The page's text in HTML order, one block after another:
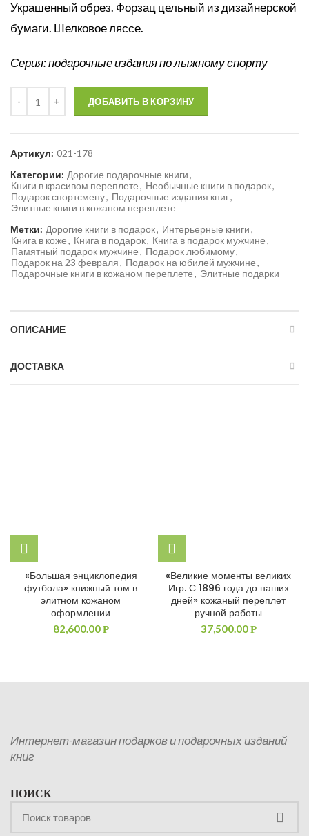
Украшенный обрез. Форзац цельный из дизайнерской
бумаги. Шелковое ляссе.
Серия: подарочные издания по лыжному спорту
ДОБАВИТЬ В КОРЗИНУ
Артикул: 021-178
Категории: Дорогие подарочные книги,
Книги в красивом переплете, Необычные книги в подарок,
Подарок спортсмену, Подарочные издания книг,
Элитные книги в кожаном переплете
Метки: Дорогие книги в подарок, Интерьерные книги,
Книга в коже, Книга в подарок, Книга в подарок мужчине,
Памятный подарок мужчине, Подарок любимому,
Подарок на 23 февраля, Подарок на юбилей мужчине,
Подарочные книги в кожаном переплете, Элитные подарки
ОПИСАНИЕ
ДОСТАВКА
«Большая энциклопедия
футбола» книжный том в
элитном кожаном
оформлении
82,600.00Р
«Великие моменты великих
Игр. С 1896 года до наших
дней» кожаный переплет
ручной работы
37,500.00Р
Интернет-магазин подарков и подарочных изданий
книг
ПОИСК